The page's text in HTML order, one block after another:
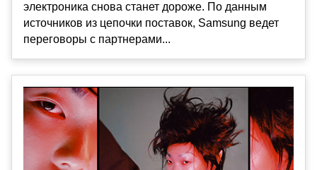
электроника снова станет дороже. По данным
источников из цепочки поставок, Samsung ведет
переговоры с партнерами...